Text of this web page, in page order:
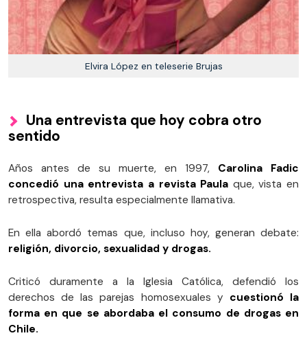
Elvira López en teleserie Brujas
Una entrevista que hoy cobra otro
sentido
Años antes de su muerte, en 1997, Carolina Fadic
concedió una entrevista a revista Paula que, vista en
retrospectiva, resulta especialmente llamativa.
En ella abordó temas que, incluso hoy, generan debate:
religión, divorcio, sexualidad y drogas.
Criticó duramente a la Iglesia Católica, defendió los
derechos de las parejas homosexuales y cuestionó la
forma en que se abordaba el consumo de drogas en
Chile.